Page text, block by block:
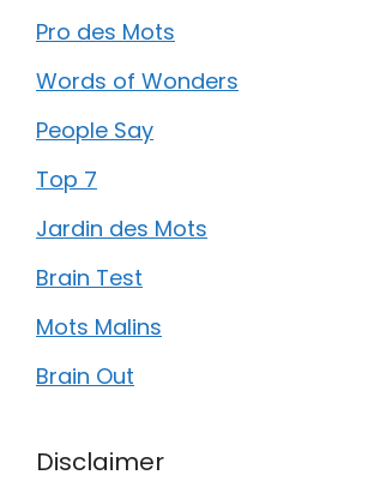
Pro des Mots
Words of Wonders
People Say
Top 7
Jardin des Mots
Brain Test
Mots Malins
Brain Out
Disclaimer